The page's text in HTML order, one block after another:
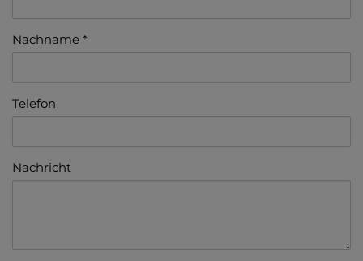
Nachname
Telefon
Nachricht